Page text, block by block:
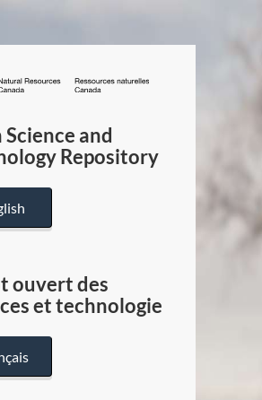
/
Canada
Science and
Repository
ouvert des
et technologie